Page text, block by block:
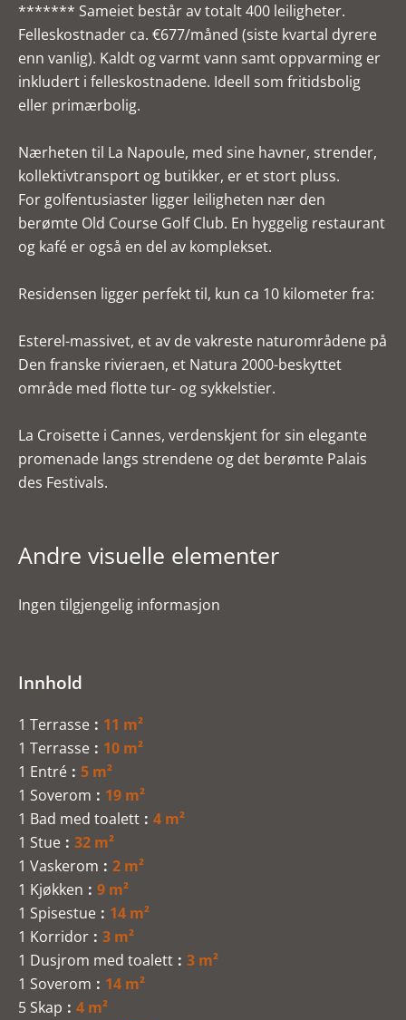
******* Sameiet består av totalt 400 leiligheter.
Felleskostnader ca. €677/måned (siste kvartal dyrere
enn vanlig). Kaldt og varmt vann samt oppvarming er
inkludert i felleskostnadene. Ideell som fritidsbolig
eller primærbolig.
Nærheten til La Napoule, med sine havner, strender,
kollektivtransport og butikker, er et stort pluss.
For golfentusiaster ligger leiligheten nær den
berømte Old Course Golf Club. En hyggelig restaurant
og kafé er også en del av komplekset.
Residensen ligger perfekt til, kun ca 10 kilometer fra:
Esterel-massivet, et av de vakreste naturområdene på
Den franske rivieraen, et Natura 2000-beskyttet
område med flotte tur- og sykkelstier.
La Croisette i Cannes, verdenskjent for sin elegante
promenade langs strendene og det berømte Palais
des Festivals.
Andre visuelle elementer
Ingen tilgjengelig informasjon
Innhold
1 Terrasse
11 m²
1 Terrasse
10 m²
1 Entré
5 m²
1 Soverom
19 m²
1 Bad med toalett
4 m²
1 Stue
32 m²
1 Vaskerom
2 m²
1 Kjøkken
9 m²
1 Spisestue
14 m²
1 Korridor
3 m²
1 Dusjrom med toalett
3 m²
1 Soverom
14 m²
5 Skap
4 m²